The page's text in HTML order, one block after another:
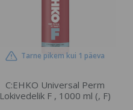
Tarne pikem kui 1 päeva
C:EHKO Universal Perm
Lokivedelik F , 1000 ml (, F)